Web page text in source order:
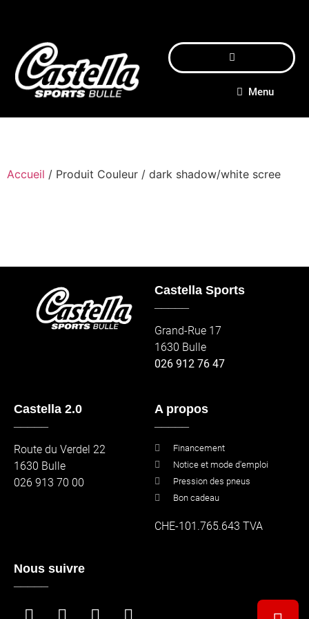
Menu
Accueil / Produit Couleur / dark shadow/white scree
Castella Sports
Grand-Rue 17
1630 Bulle
026 912 76 47
Castella 2.0
Route du Verdel 22
1630 Bulle
026 913 70 00
A propos
Financement
Notice et mode d'emploi
Pression des pneus
Bon cadeau
CHE-101.765.643 TVA
Nous suivre